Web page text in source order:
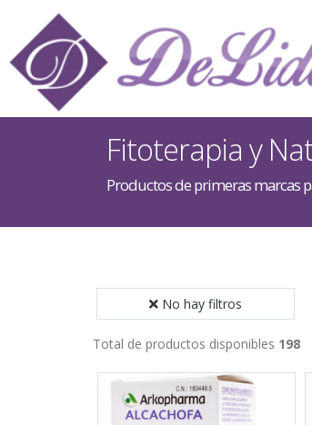
Fitoterapia y
Productos de primeras marcas
No hay filtros
Total de productos disponibles 198